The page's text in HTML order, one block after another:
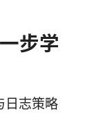
步学
日志策略